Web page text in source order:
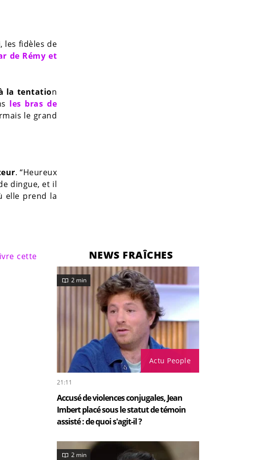
les fidèles de
de Rémy et
la tentation
les bras de
le grand
. “Heureux
dingue, et il
elle prend la
cette
NEWS FRAÎCHES
Actu People
2 min
21:11
Accusé de violences conjugales, Jean
Imbert placé sous le statut de témoin
assisté : de quoi s'agit-il ?
2 min